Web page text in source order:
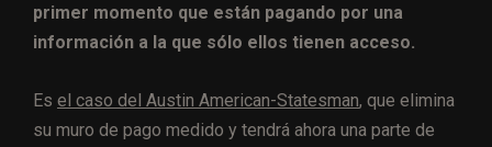
primer momento que están pagando por una
información a la que sólo ellos tienen acceso.
Es el caso del Austin American-Statesman, que elimina
su muro de pago medido y tendrá ahora una parte de